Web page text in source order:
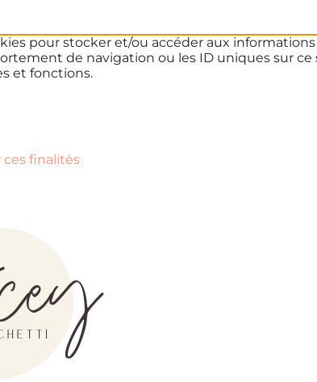
pour stocker et/ou accéder aux informations
de navigation ou les ID uniques sur ce
et fonctions.
ces finalités